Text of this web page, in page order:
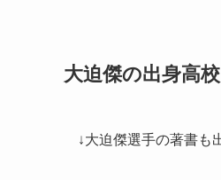
大迫傑の出身高
↓大迫傑選手の著書も